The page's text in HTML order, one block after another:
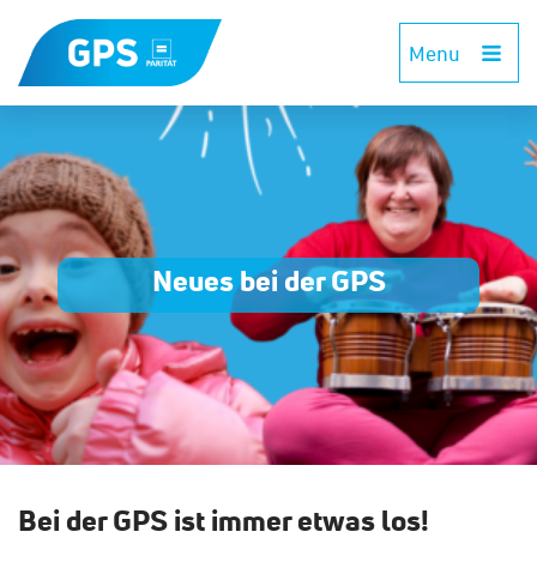
Menu
Neues bei der GPS
Bei der GPS ist immer etwas los!